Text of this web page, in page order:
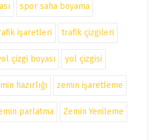
spor saha boyama
işaretleri trafik çizgileri
çizgi boyası yol çizgisi
hazırlığı zemin işaretleme
parlatma Zemin Yenileme